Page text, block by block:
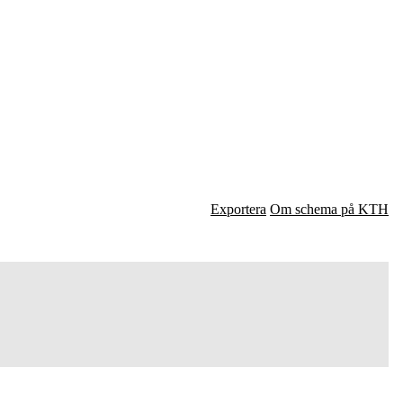
Exportera Om schema på KTH